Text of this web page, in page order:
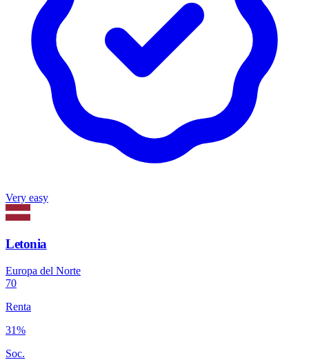
Very easy
Letonia
Europa del Norte
70
Renta
31%
Soc.